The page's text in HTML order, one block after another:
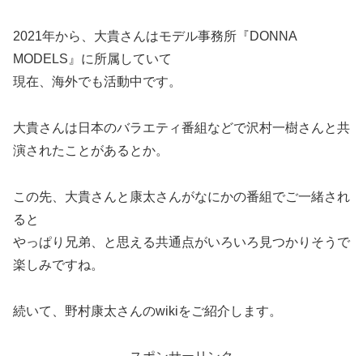
2021年から、大貴さんはモデル事務所『DONNA
MODELS』に所属していて
現在、海外でも活動中です。
大貴さんは日本のバラエティ番組などで沢村一樹さんと共
演されたことがあるとか。
この先、大貴さんと康太さんがなにかの番組でご一緒され
ると
やっぱり兄弟、と思える共通点がいろいろ見つかりそうで
楽しみですね。
続いて、野村康太さんのwikiをご紹介します。